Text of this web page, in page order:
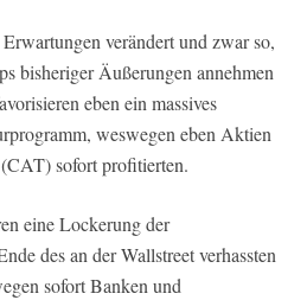
verändert und zwar so,
bisheriger Äußerungen annehmen
eben ein massives
weswegen eben Aktien
sofort profitierten.
eine Lockerung der
des an der Wallstreet verhassten
sofort Banken und